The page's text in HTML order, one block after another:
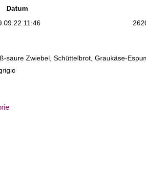
Datum
11:46
saure Zwiebel, Schüttelbrot, Graukäse-